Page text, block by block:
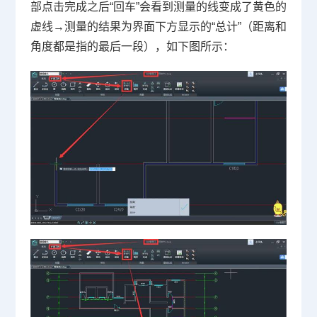
部点击完成之后“回车”会看到测量的线变成了黄色的
虚线→测量的结果为界面下方显示的“总计”（距离和
角度都是指的最后一段），如下图所示：